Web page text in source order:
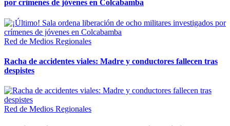
por crímenes de jóvenes en Colcabamba
Red de Medios Regionales
Racha de accidentes viales: Madre y conductores fallecen tras
despistes
Red de Medios Regionales